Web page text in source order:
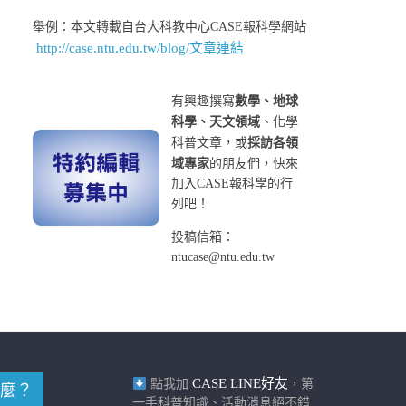
舉例：本文轉載自台大科教中心CASE報科學網站
http://case.ntu.edu.tw/blog/文章連結
有興趣撰寫數學、地球
科學、天文領域 、化學
科普文章，或採訪各領
域專家的朋友們，快來
加入CASE報科學的行
列吧！
投稿信箱：
ntucase@ntu.edu.tw
？ 點我加 CASE LINE好友 ，第
一手科普知識、活動消息絕不錯